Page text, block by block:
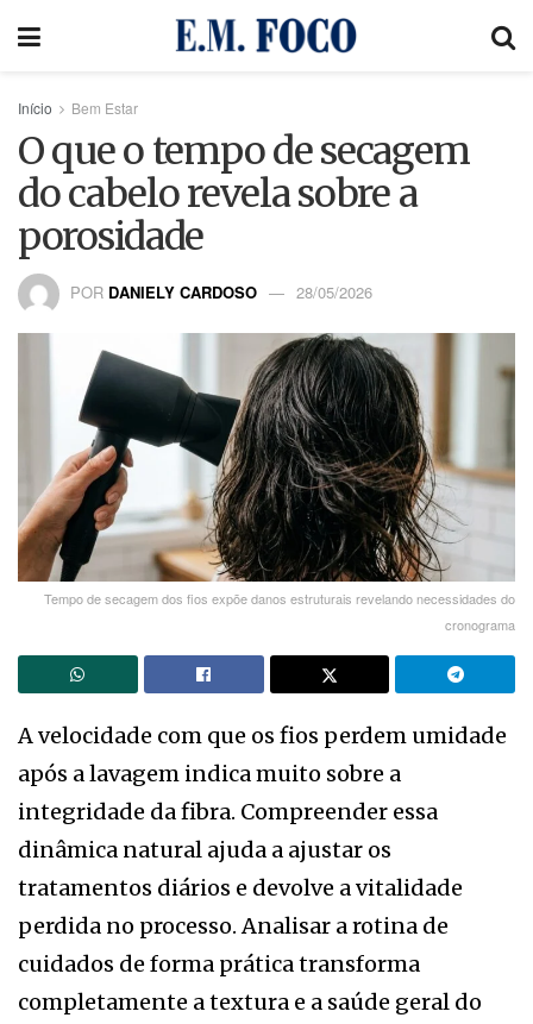
Início Bem Estar
O que o tempo de secagem
do cabelo revela sobre a
porosidade
POR DANIELY CARDOSO 28/05/2026
Tempo de secagem dos fios expõe danos estruturais revelando necessidades do
cronograma
A velocidade com que os fios perdem umidade
após a lavagem indica muito sobre a
integridade da fibra. Compreender essa
dinâmica natural ajuda a ajustar os
tratamentos diários e devolve a vitalidade
perdida no processo. Analisar a rotina de
cuidados de forma prática transforma
completamente a textura e a saúde geral do